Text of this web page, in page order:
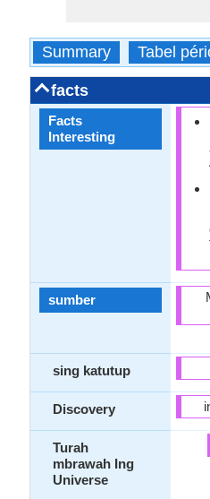
Summary Tabel
facts
Facts
Interesting
sumber
sing katutup
Discovery
Turah
mbrawah Ing
Universe